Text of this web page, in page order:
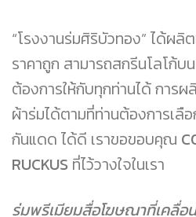
“โรงงานร่มศิริบัวทอง” ได้ผลิ
ราคาถูก สามารถสกรีนโลโก้บ
ต้องการให้กับทุกท่านได้ การผ
ผ้าร่มได้ตามที่ท่านต้องการเลื
กันแดด ได้ดี เราขอขอบคุณ
RUCKUS ที่ไว้วางใจในเรา
ร่มพรีเมียมสื่อโฆษณาที่เคลื่อ